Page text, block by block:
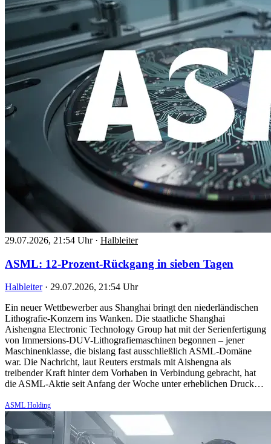
29.07.2026, 21:54 Uhr · Halbleiter
ASML: 12-Prozent-Rückgang in sieben Tagen
Halbleiter · 29.07.2026, 21:54 Uhr
Ein neuer Wettbewerber aus Shanghai bringt den niederländischen
Lithografie-Konzern ins Wanken. Die staatliche Shanghai
Aishengna Electronic Technology Group hat mit der Serienfertigung
von Immersions-DUV-Lithografiemaschinen begonnen – jener
Maschinenklasse, die bislang fast ausschließlich ASML-Domäne
war. Die Nachricht, laut Reuters erstmals mit Aishengna als
treibender Kraft hinter dem Vorhaben in Verbindung gebracht, hat
die ASML-Aktie seit Anfang der Woche unter erheblichen Druck…
ASML Holding